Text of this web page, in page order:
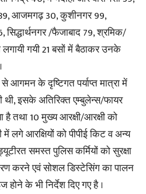
89, आजमगढ़ 30, कुशीनगर 99,
सिद्धार्थनगर /फैजाबाद 79, श्रमिक/
लगायी गयी 21 बसों में बैठाकर उनके
आगमन के दृष्टिगत पर्याप्त मात्रा में
थी, इसके अतिरिक्त एम्बुलेन्स/फायर
है तथा 10 मुख्य आरक्षी/आरक्षी को
लगे आरक्षियों को पीपीई किट व अन्य
समस्त पुलिस कर्मियों को सुरक्षा
करने एवं सोशल डिस्टेसिंग का पालन
के भी निर्देश दिए गए है ।